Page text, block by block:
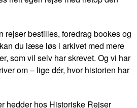
rejser bestilles, foredrag bookes og
du læse løs i arkivet med mere
som vil selv har skrevet. Og vi har
om – lige dér, hvor historien har
hedder hos Historiske Rejser